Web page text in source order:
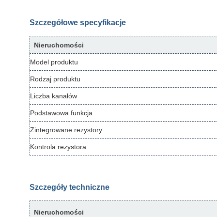
Szczegółowe specyfikacje
Nieruchomości
Model produktu
Rodzaj produktu
Liczba kanałów
Podstawowa funkcja
Zintegrowane rezystory
Kontrola rezystora
Szczegóły techniczne
Nieruchomości